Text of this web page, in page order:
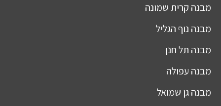
מבנה קרית שמונה
מבנה נוף הגליל
מבנה תל חנן
מבנה עפולה
מבנהגן שמואל